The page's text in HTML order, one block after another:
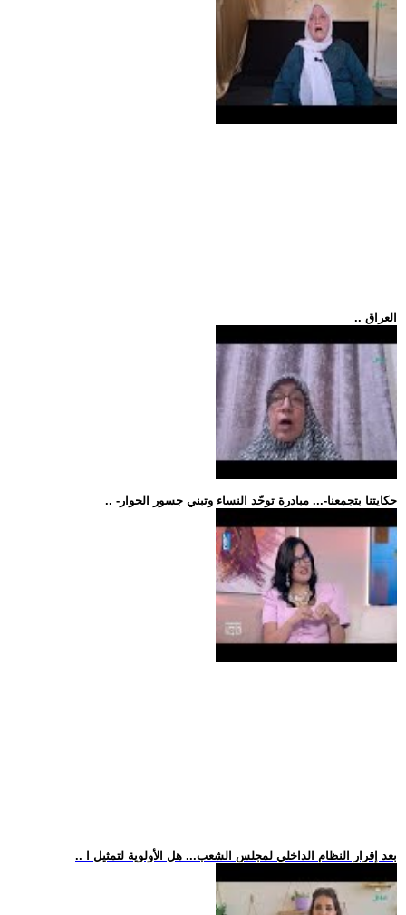
.. العراق
.. -حكايتنا بتجمعنا-... مبادرة توحّد النساء وتبني جسور الحوار
.. بعد إقرار النظام الداخلي لمجلس الشعب... هل الأولوية لتمثيل ا